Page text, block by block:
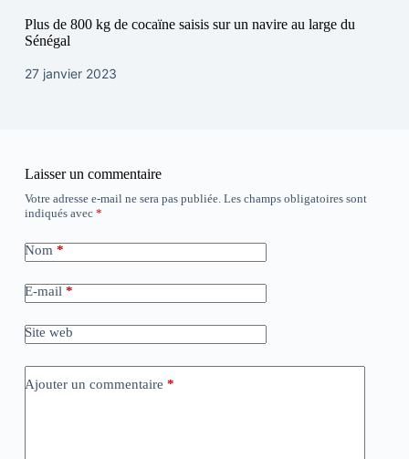
Plus de 800 kg de cocaïne saisis sur un navire au large du
Sénégal
27 janvier 2023
Laisser un commentaire
Votre adresse e-mail ne sera pas publiée. Les champs obligatoires sont
indiqués avec *
Nom *
E-mail *
Site web
Ajouter un commentaire *